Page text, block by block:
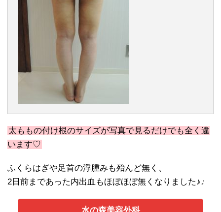
太ももの付け根のサイズが写真で見るだけでも全く違
います♡
ふくらはぎや足首の浮腫みも殆んど無く、
2日前まであった内出血もほぼほぼ無くなりました♪♪
水の森美容外科